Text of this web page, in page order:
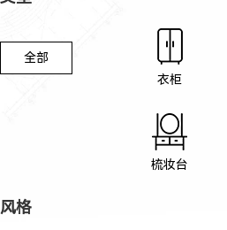
全部
衣柜
梳妆台
风格